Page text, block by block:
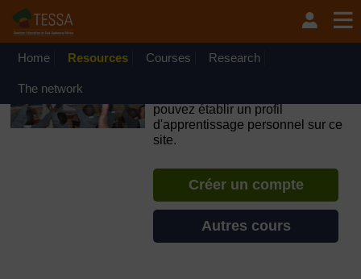
Passer au contenu principal
OpenLearn Create will be unavailable on Wednesday 12
August 2026 from 8am to 10.30am (GMT) due to routine
Home Resources Courses Research
The network
pouvez établir un profil
d'apprentissage personnel sur ce
site.
Créer un compte
Autres cours